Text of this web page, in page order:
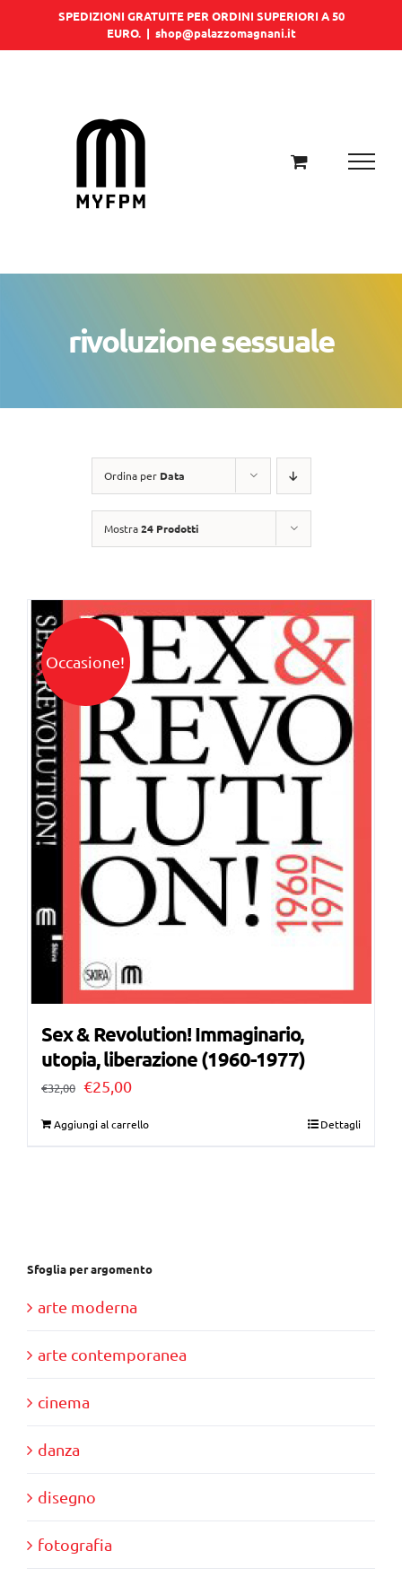
SPEDIZIONI GRATUITE PER ORDINI SUPERIORI A 50
EURO. | shop@palazzomagnani.it
rivoluzione sessuale
Ordina per Data
Mostra24 Prodotti
Occasione!
Sex & Revolution! Immaginario,
utopia, liberazione (1960-1977)
€32,00 Il
€25,00Il
Aggiungi al carrello Dettagli
Sfoglia per argomento
arte moderna
arte contemporanea
cinema
danza
disegno
fotografia